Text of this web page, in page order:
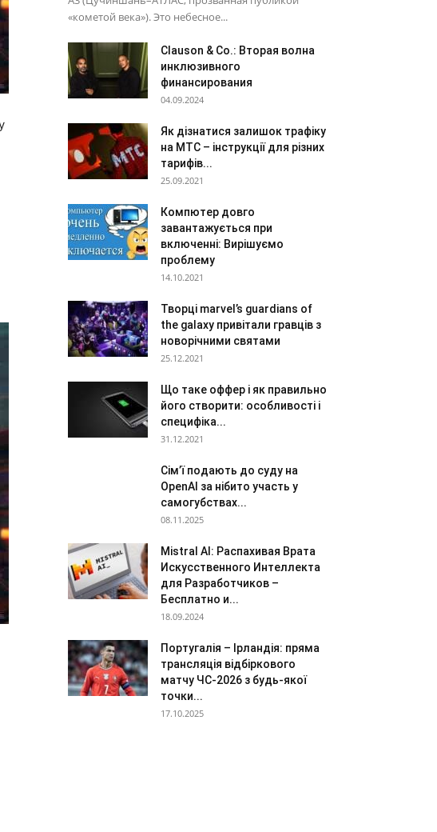
«кометой века»). Это небесное...
Сlauson & Co.: Вторая волна
инклюзивного
финансирования
04.09.2024
Як дізнатися залишок трафіку
на МТС – інструкції для різних
тарифів...
25.09.2021
Компютер довго
завантажується при
включенні: Вирішуємо
проблему
14.10.2021
Творці marvel’s guardians of
the galaxy привітали гравців з
новорічними святами
25.12.2021
Що таке оффер і як правильно
його створити: особливості і
специфіка...
31.12.2021
Сім’ї подають до суду на
OpenAI за нібито участь у
самогубствах...
08.11.2025
Mistral AI: Распахивая Врата
Искусственного Интеллекта
для Разработчиков –
Бесплатно и...
18.09.2024
Португалія – Ірландія: пряма
трансляція відбіркового
матчу ЧС-2026 з будь-якої
точки...
17.10.2025